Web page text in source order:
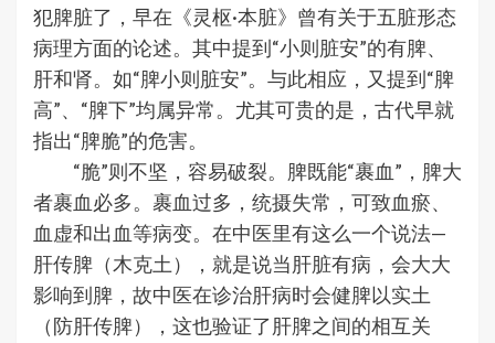
犯脾脏了，早在《灵枢·本脏》曾有关于五脏形态
病理方面的论述。其中提到“小则脏安”的有脾、
肝和肾。如“脾小则脏安”。与此相应，又提到“脾
高”、“脾下”均属异常。尤其可贵的是，古代早就
指出“脾脆”的危害。
“脆”则不坚，容易破裂。脾既能“裹血”，脾大
者裹血必多。裹血过多，统摄失常，可致血瘀、
血虚和出血等病变。在中医里有这么一个说法—
肝传脾（木克土），就是说当肝脏有病，会大大
影响到脾，故中医在诊治肝病时会健脾以实土
（防肝传脾），这也验证了肝脾之间的相互关